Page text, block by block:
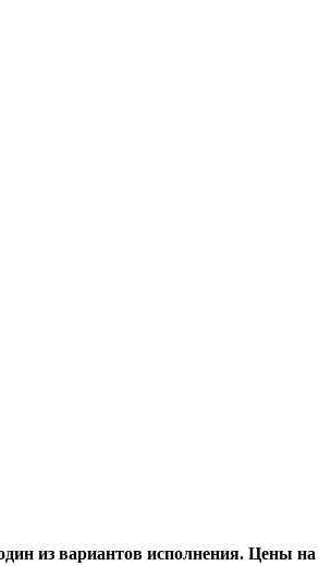
из вариантов исполнения. Цены